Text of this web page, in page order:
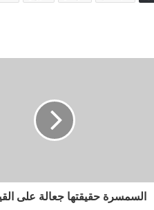
السمسرة حقيقتها جعالة على